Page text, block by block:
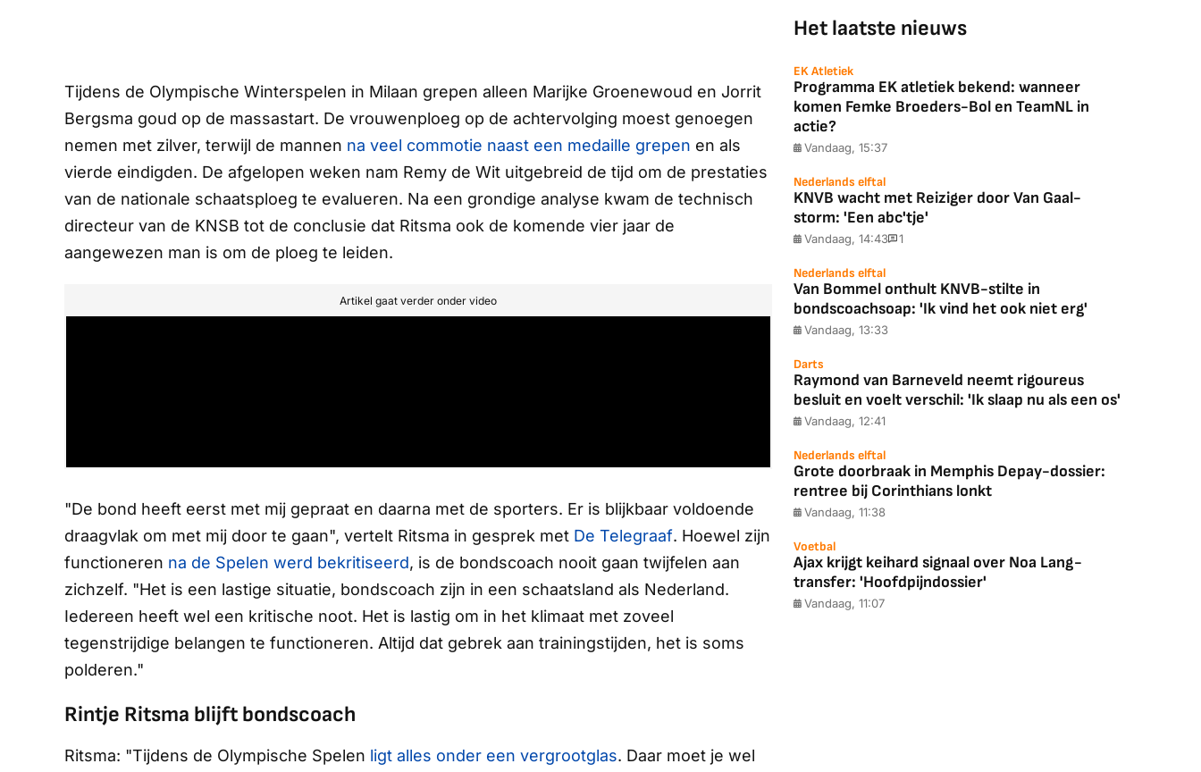
Tijdens de Olympische Winterspelen in Milaan grepen alleen Marijke Groenewoud en Jorrit
Bergsma goud op de massastart. De vrouwenploeg op de achtervolging moest genoegen
nemen met zilver, terwijl de mannen na veel commotie naast een medaille grepen en als
vierde eindigden. De afgelopen weken nam Remy de Wit uitgebreid de tijd om de prestaties
van de nationale schaatsploeg te evalueren. Na een grondige analyse kwam de technisch
directeur van de KNSB tot de conclusie dat Ritsma ook de komende vier jaar de
aangewezen man is om de ploeg te leiden.
Artikel gaat verder onder video
"De bond heeft eerst met mij gepraat en daarna met de sporters. Er is blijkbaar voldoende
draagvlak om met mij door te gaan", vertelt Ritsma in gesprek met De Telegraaf. Hoewel zijn
functioneren na de Spelen werd bekritiseerd, is de bondscoach nooit gaan twijfelen aan
zichzelf. "Het is een lastige situatie, bondscoach zijn in een schaatsland als Nederland.
Iedereen heeft wel een kritische noot. Het is lastig om in het klimaat met zoveel
tegenstrijdige belangen te functioneren. Altijd dat gebrek aan trainingstijden, het is soms
polderen."
Rintje Ritsma blijft bondscoach
Ritsma: "Tijdens de Olympische Spelen ligt alles onder een vergrootglas. Daar moet je wel
Het laatste nieuws
EK Atletiek
Programma EK atletiek bekend: wanneer
komen Femke Broeders-Bol en TeamNL in
actie?
Vandaag, 15:37
Nederlands elftal
KNVB wacht met Reiziger door Van Gaal-
storm: 'Een abc'tje'
Vandaag, 14:43 1
Nederlands elftal
Van Bommel onthult KNVB-stilte in
bondscoachsoap: 'Ik vind het ook niet erg'
Vandaag, 13:33
Darts
Raymond van Barneveld neemt rigoureus
besluit en voelt verschil: 'Ik slaap nu als een os'
Vandaag, 12:41
Nederlands elftal
Grote doorbraak in Memphis Depay-dossier:
rentree bij Corinthians lonkt
Vandaag, 11:38
Voetbal
Ajax krijgt keihard signaal over Noa Lang-
transfer: 'Hoofdpijndossier'
Vandaag, 11:07